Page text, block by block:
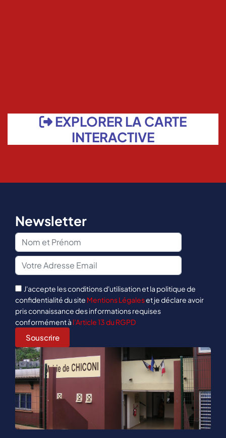
EXPLORER LA CARTE
INTERACTIVE
Newsletter
J'accepte les conditions d'utilisation et la politique de
confidentialité du site Mentions Légaleset je déclare avoir
pris connaissance des informations requises
conformément à l’Article 13 du RGPD